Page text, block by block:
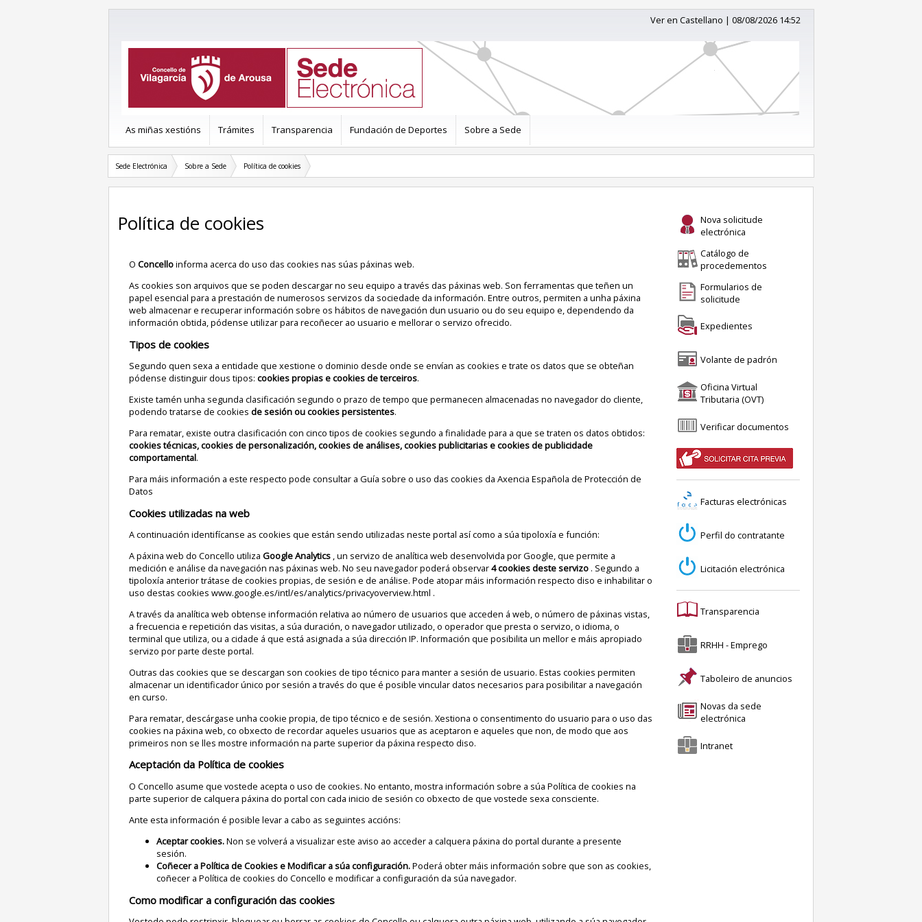
Ver en Castellano | 08/08/2026 14:52
As miñas xestións Trámites Transparencia Fundación de Deportes Sobre a Sede
Sede Electrónica Sobre a Sede Política de cookies
Política de cookies
O Concelloinforma acerca do uso das cookies nas súas páxinas web.
As cookies son arquivos que se poden descargar no seu equipo a través das páxinas web. Son ferramentas que teñen un
papel esencial para a prestación de numerosos servizos da sociedade da información. Entre outros, permiten a unha páxina
web almacenar e recuperar información sobre os hábitos de navegación dun usuario ou do seu equipo e, dependendo da
información obtida, pódense utilizar para recoñecer ao usuario e mellorar o servizo ofrecido.
Tipos de cookies
Segundo quen sexa a entidade que xestione o dominio desde onde se envían as cookies e trate os datos que se obteñan
pódense distinguir dous tipos: cookies propias e cookies de terceiros.
Existe tamén unha segunda clasificación segundo o prazo de tempo que permanecen almacenadas no navegador do cliente,
podendo tratarse de cookies de sesión ou cookies persistentes.
Para rematar, existe outra clasificación con cinco tipos de cookies segundo a finalidade para a que se traten os datos obtidos:
cookies técnicas, cookies de personalización, cookies de análises, cookies publicitarias e cookies de publicidade
comportamental.
Para máis información a este respecto pode consultar a Guía sobre o uso das cookies da Axencia Española de Protección de
Datos
Cookies utilizadas na web
A continuación identifícanse as cookies que están sendo utilizadas neste portal así como a súa tipoloxía e función:
A páxina web do Concello utiliza Google Analytics , un servizo de analítica web desenvolvida por Google, que permite a
medición e análise da navegación nas páxinas web. No seu navegador poderá observar4 cookies deste servizo . Segundo a
tipoloxía anterior trátase de cookies propias, de sesión e de análise. Pode atopar máis información respecto diso e inhabilitar o
uso destas cookies www.google.es/intl/es/analytics/privacyoverview.html .
A través da analítica web obtense información relativa ao número de usuarios que acceden á web, o número de páxinas vistas,
a frecuencia e repetición das visitas, a súa duración, o navegador utilizado, o operador que presta o servizo, o idioma, o
terminal que utiliza, ou a cidade á que está asignada a súa dirección IP. Información que posibilita un mellor e máis apropiado
servizo por parte deste portal.
Outras das cookies que se descargan son cookies de tipo técnico para manter a sesión de usuario. Estas cookies permiten
almacenar un identificador único por sesión a través do que é posible vincular datos necesarios para posibilitar a navegación
en curso.
Para rematar, descárgase unha cookie propia, de tipo técnico e de sesión. Xestiona o consentimento do usuario para o uso das
cookies na páxina web, co obxecto de recordar aqueles usuarios que as aceptaron e aqueles que non, de modo que aos
primeiros non se lles mostre información na parte superior da páxina respecto diso.
Aceptación da Política de cookies
O Concello asume que vostede acepta o uso de cookies. No entanto, mostra información sobre a súa Política de cookies na
parte superior de calquera páxina do portal con cada inicio de sesión co obxecto de que vostede sexa consciente.
Ante esta información é posible levar a cabo as seguintes accións:
Aceptar cookies.Non se volverá a visualizar este aviso ao acceder a calquera páxina do portal durante a presente
sesión.
Coñecer a Política de Cookies e Modificar a súa configuración.Poderá obter máis información sobre que son as cookies,
coñecer a Política de cookies do Concello e modificar a configuración da súa navegador.
Como modificar a configuración das cookies
Nova solicitude
electrónica
Catálogo de
procedementos
Formularios de
solicitude
Expedientes
Volante de padrón
Oficina Virtual
Tributaria (OVT)
Verificar documentos
Facturas electrónicas
Perfil do contratante
Licitación electrónica
Transparencia
RRHH - Emprego
Taboleiro de anuncios
Novas da sede
electrónica
Intranet